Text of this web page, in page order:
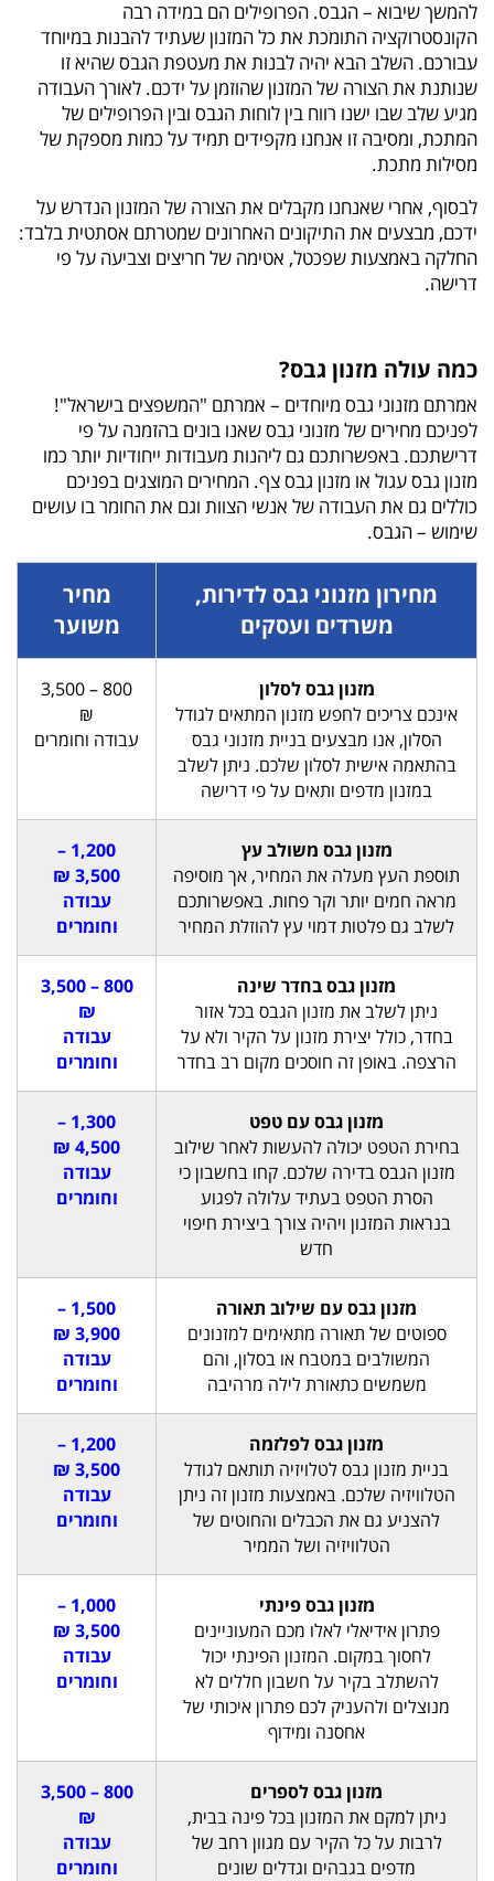
להמשך שיבוא – הגבס. הפרופילים הם במידה רבה
הקונסטרוקציה התומכת את כל המזנון שעתיד להבנות במיוחד
עבורכם. השלב הבא יהיה לבנות את מעטפת הגבס שהיא זו
שנותנת את הצורה של המזנון שהוזמן על ידכם. לאורך העבודה
מגיע שלב שבו ישנו רווח בין לוחות הגבס ובין הפרופילים של
המתכת, ומסיבה זו אנחנו מקפידים תמיד על כמות מספקת של
מסילות מתכת.
לבסוף, אחרי שאנחנו מקבלים את הצורה של המזנון הנדרש על
ידכם, מבצעים את התיקונים האחרונים שמטרתם אסתטית בלבד:
החלקה באמצעות שפכטל, אטימה של חריצים וצביעה על פי
דרישה.
כמה עולה מזנון גבס?
אמרתם מזנוני גבס מיוחדים – אמרתם "המשפצים בישראל"!
לפניכם מחירים של מזנוני גבס שאנו בונים בהזמנה על פי
דרישתכם. באפשרותכם גם ליהנות מעבודות ייחודיות יותר כמו
מזנון גבס עגול או מזנון גבס צף. המחירים המוצגים בפניכם
כוללים גם את העבודה של אנשי הצוות וגם את החומר בו עושים
שימוש – הגבס.
מחירון מזנוני גבס לדירות,
משרדים ועסקים
מחיר
משוער
מזנון גבס לסלון
אינכם צריכים לחפש מזנון המתאים לגודל
הסלון, אנו מבצעים בניית מזנוני גבס
בהתאמה אישית לסלון שלכם. ניתן לשלב
במזנון מדפים ותאים על פי דרישה
800 – 3,500
₪
עבודה וחומרים
מזנון גבס משולב עץ
תוספת העץ מעלה את המחיר, אך מוסיפה
מראה חמים יותר וקר פחות. באפשרותכם
לשלב גם פלטות דמוי עץ להוזלת המחיר
1,200 –
3,500 ₪
עבודה
וחומרים
מזנון גבס בחדר שינה
ניתן לשלב את מזנון הגבס בכל אזור
בחדר, כולל יצירת מזנון על הקיר ולא על
הרצפה. באופן זה חוסכים מקום רב בחדר
800 – 3,500
₪
עבודה
וחומרים
מזנון גבס עם טפט
בחירת הטפט יכולה להעשות לאחר שילוב
מזנון הגבס בדירה שלכם. קחו בחשבון כי
הסרת הטפט בעתיד עלולה לפגוע
בנראות המזנון ויהיה צורך ביצירת חיפוי
חדש
1,300 –
4,500 ₪
עבודה
וחומרים
מזנון גבס עם שילוב תאורה
ספוטים של תאורה מתאימים למזנונים
המשולבים במטבח או בסלון, והם
משמשים כתאורת לילה מרהיבה
1,500 –
3,900 ₪
עבודה
וחומרים
מזנון גבס לפלזמה
בניית מזנון גבס לטלויזיה תותאם לגודל
הטלוויזיה שלכם. באמצעות מזנון זה ניתן
להצניע גם את הכבלים והחוטים של
הטלוויזיה ושל הממיר
1,200 –
3,500 ₪
עבודה
וחומרים
מזנון גבס פינתי
פתרון אידיאלי לאלו מכם המעוניינים
לחסוך במקום. המזנון הפינתי יכול
להשתלב בקיר על חשבון חללים לא
מנוצלים ולהעניק לכם פתרון איכותי של
אחסנה ומידוף
1,000 –
3,500 ₪
עבודה
וחומרים
מזנון גבס לספרים
ניתן למקם את המזנון בכל פינה בבית,
לרבות על כל הקיר עם מגוון רחב של
מדפים בגבהים וגדלים שונים
800 – 3,500
₪
עבודה
וחומרים